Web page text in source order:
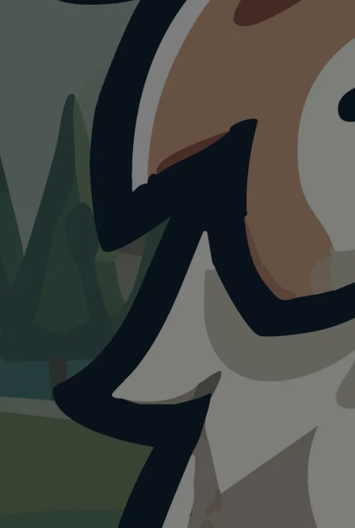
Visualisierung · KI
HUNDESTRAND
Rheinufer
Gernsheim
Heute ist für Rheinufer Gernsheim.
Wetterdaten:
Kies
STRANDART